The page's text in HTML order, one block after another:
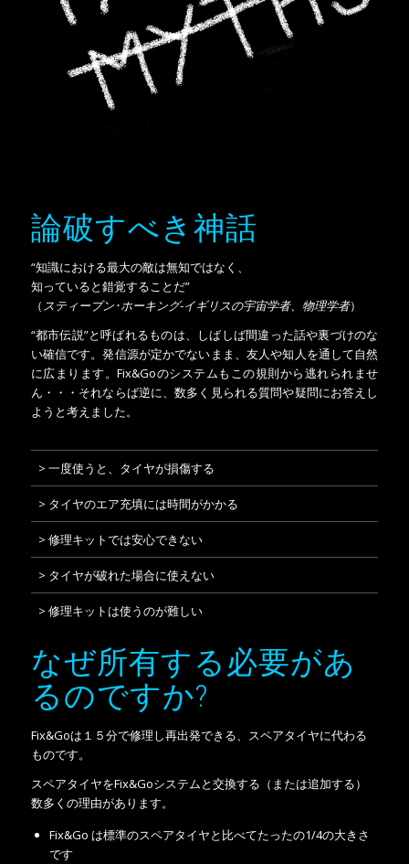
論破すべき神話
“知識における最大の敵は無知ではなく、
知っていると錯覚することだ”
（スティーブン･ホーキング‐イギリスの宇宙学者、物理学者）
“都市伝説”と呼ばれるものは、しばしば間違った話や裏づけのな
い確信です。発信源が定かでないまま、友人や知人を通して自然
に広まります。Fix&Goのシステムもこの規則から逃れられませ
ん・・・それならば逆に、数多く見られる質問や疑問にお答えし
ようと考えました。
一度使うと、タイヤが損傷する
タイヤのエア充填には時間がかかる
修理キットでは安心できない
タイヤが破れた場合に使えない
修理キットは使うのが難しい
なぜ所有する必要があ
るのですか?
Fix&Goは１５分で修理し再出発できる、スペアタイヤに代わる
ものです。
スペアタイヤをFix&Goシステムと交換する（または追加する）
数多くの理由があります。
Fix&Go は標準のスペアタイヤと比べてたったの1/4の大きさ
です